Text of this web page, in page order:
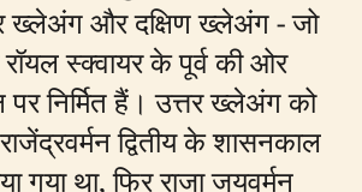
ख्लेअंग और दक्षिण ख्लेअंग - जो
स्क्वायर के पूर्व की ओर
पर निर्मित हैं। उत्तर ख्लेअंग को
द्वितीय के शासनकाल
गया था, फिर राजा जयवर्मन